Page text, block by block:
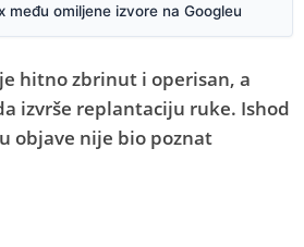
među omiljene izvore na Googleu
je hitno zbrinut i operisan, a
izvrše replantaciju ruke. Ishod
objave nije bio poznat